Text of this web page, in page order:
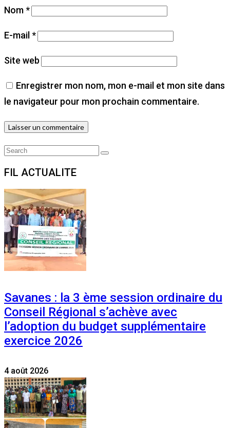
Nom*
E-mail *
Site web
Enregistrer mon nom, mon e-mail et mon site dans
le navigateur pour mon prochain commentaire.
Search
Search
FIL ACTUALITE
Savanes : la 3 ème session ordinaire du
Conseil Régional s’achève avec
l’adoption du budget supplémentaire
exercice 2026
4 août 2026